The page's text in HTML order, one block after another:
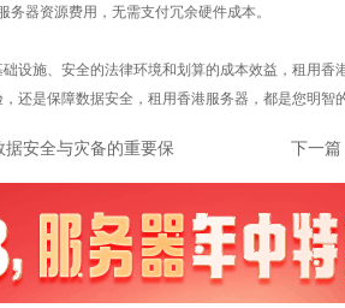
器资源费用，无需支付冗余硬件成本。
设施、安全的法律环境和划算的成本效益，租用香
还是保障数据安全，租用香港服务器，都是您明智的
安全与灾备的重要保
下一篇